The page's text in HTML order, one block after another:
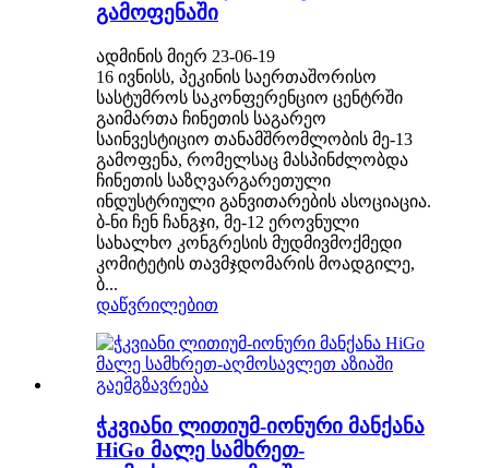
გამოფენაში
ადმინის მიერ 23-06-19
16 ივნისს, პეკინის საერთაშორისო
სასტუმროს საკონფერენციო ცენტრში
გაიმართა ჩინეთის საგარეო
საინვესტიციო თანამშრომლობის მე-13
გამოფენა, რომელსაც მასპინძლობდა
ჩინეთის საზღვარგარეთული
ინდუსტრიული განვითარების ასოციაცია.
ბ-ნი ჩენ ჩანგჯი, მე-12 ეროვნული
სახალხო კონგრესის მუდმივმოქმედი
კომიტეტის თავმჯდომარის მოადგილე,
ბ...
დაწვრილებით
ჭკვიანი ლითიუმ-იონური მანქანა
HiGo მალე სამხრეთ-